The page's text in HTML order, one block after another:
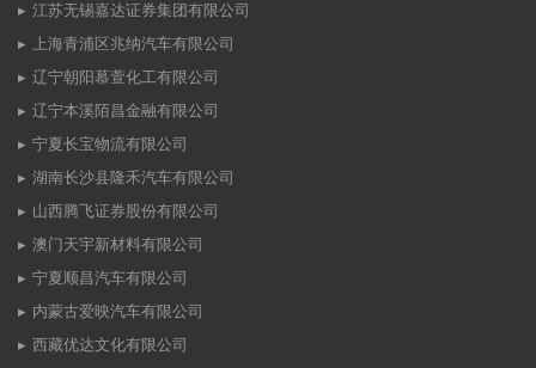
江苏无锡嘉达证券集团有限公司
上海青浦区兆纳汽车有限公司
辽宁朝阳慕萱化工有限公司
辽宁本溪陌昌金融有限公司
宁夏长宝物流有限公司
湖南长沙县隆禾汽车有限公司
山西腾飞证券股份有限公司
澳门天宇新材料有限公司
宁夏顺昌汽车有限公司
内蒙古爱映汽车有限公司
西藏优达文化有限公司